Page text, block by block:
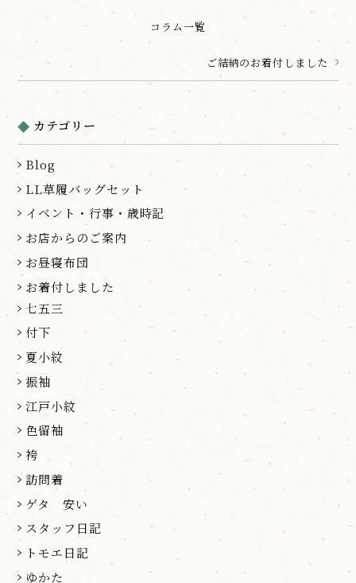
コラム一覧
ご結納のお着付しました
カテゴリー
Blog
LL草履バッグセット
イベント・行事・歳時記
お店からのご案内
お昼寝布団
お着付しました
七五三
付下
夏小紋
振袖
江戸小紋
色留袖
袴
訪問着
ゲタ 安い
スタッフ日記
トモエ日記
ゆかた